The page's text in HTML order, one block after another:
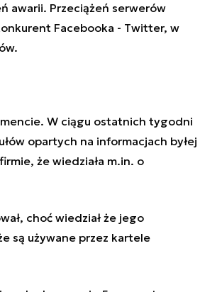
awarii. Przeciążeń serwerów
Facebooka - Twitter, w
W ciągu ostatnich tygodni
opartych na informacjach byłej
że wiedziała m.in. o
choć wiedział że jego
są używane przez kartele